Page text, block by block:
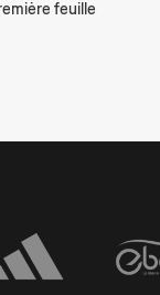
feuille